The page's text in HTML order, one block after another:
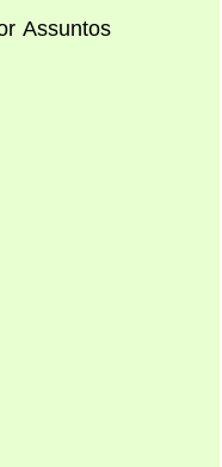
Assuntos